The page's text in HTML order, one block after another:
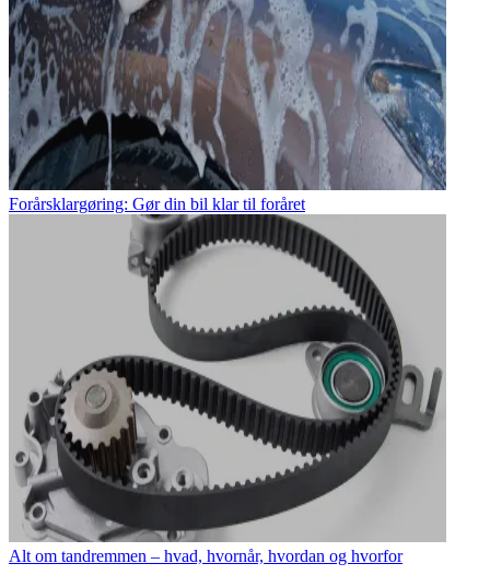
Forårsklargøring: Gør din bil klar til foråret
Alt om tandremmen – hvad, hvornår, hvordan og hvorfor